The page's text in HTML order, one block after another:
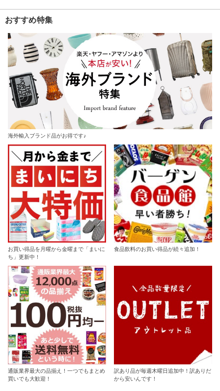
おすすめ特集
海外輸入ブランド品がお得です♪
お買い得品を月曜から金曜まで「まいに
ち」更新中！
食品飲料のお買い得品が続々追加！
通販業界最大の品揃え！一つでもまとめ
買いでも大歓迎！
訳あり品が毎週木曜日追加中！訳ありだ
から安いんです！